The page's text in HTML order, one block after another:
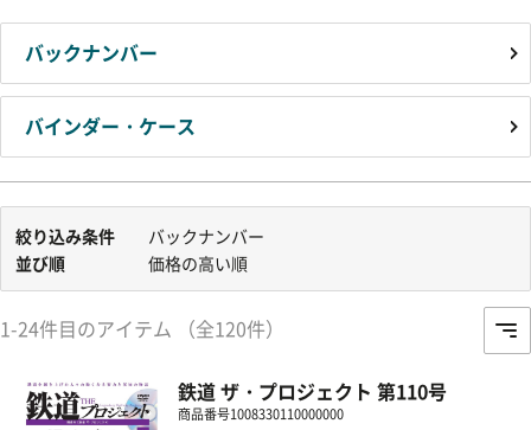
バックナンバー
バインダー・ケース
絞り込み条件
バックナンバー
並び順
価格の高い順
1-24件目のアイテム （全120件）
鉄道 ザ・プロジェクト 第110号
商品番号1008330110000000